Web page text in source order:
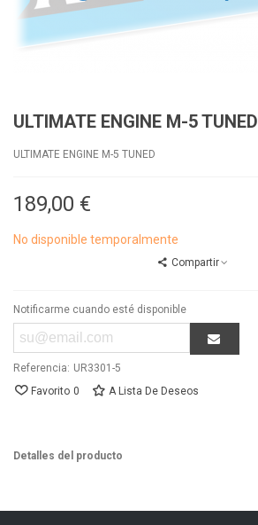
ULTIMATE ENGINE M-5 TUNED
ULTIMATE ENGINE M-5 TUNED
189,00 €
No disponible temporalmente
Compartir
Notificarme cuando esté disponible
Referencia: UR3301-5
Favorito 0 A Lista De Deseos
Detalles del producto